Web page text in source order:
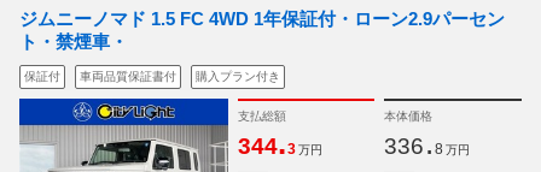
ジムニーノマド 1.5 FC 4WD 1年保証付・ローン2.9パーセン
ト・禁煙車・
保証付 車両品質保証書付 購入プラン付き
支払総額
344.3 万円
本体価格
336. 8 万円